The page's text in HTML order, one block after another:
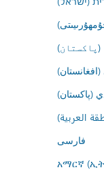
(پاکستان)
(پاکستان)
العربية)
فارسى
አማርኛ